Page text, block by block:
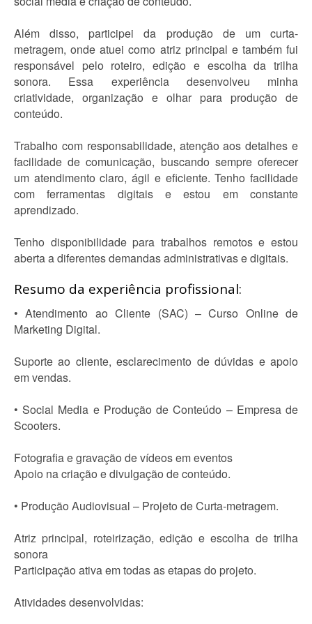
Além disso, participei da produção de um curta-
metragem, onde atuei como atriz principal e também fui
responsável pelo roteiro, edição e escolha da trilha
sonora. Essa experiência desenvolveu minha
criatividade, organização e olhar para produção de
conteúdo.
Trabalho com responsabilidade, atenção aos detalhes e
facilidade de comunicação, buscando sempre oferecer
um atendimento claro, ágil e eficiente. Tenho facilidade
com ferramentas digitais e estou em constante
aprendizado.
Tenho disponibilidade para trabalhos remotos e estou
aberta a diferentes demandas administrativas e digitais.
Resumo da experiência profissional:
• Atendimento ao Cliente (SAC) – Curso Online de
Marketing Digital.
Suporte ao cliente, esclarecimento de dúvidas e apoio
em vendas.
• Social Media e Produção de Conteúdo – Empresa de
Scooters.
Fotografia e gravação de vídeos em eventos
Apoio na criação e divulgação de conteúdo.
• Produção Audiovisual – Projeto de Curta-metragem.
Atriz principal, roteirização, edição e escolha de trilha
sonora
Participação ativa em todas as etapas do projeto.
Atividades desenvolvidas: